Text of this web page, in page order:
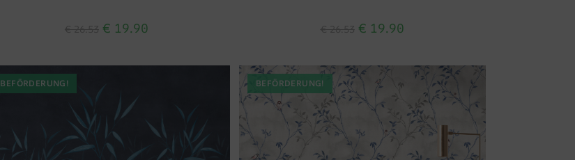
€ 19.90 € 19.90
BEFÖRDERUNG! BEFÖRDERUNG!